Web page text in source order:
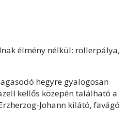
élmény nélkül: rollerpálya,
hegyre gyalogosan
kellős közepén található a
Johann kilátó, favágó